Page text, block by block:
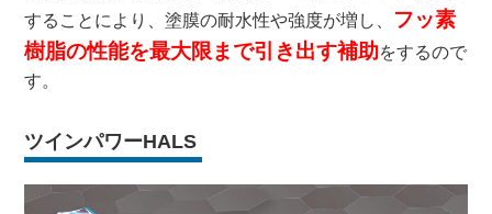
することにより、塗膜の耐水性や強度が増し、 フッ素
樹脂の性能を最大限まで引き出す補助をするので
す。
ツインパワーHALS